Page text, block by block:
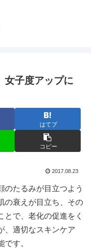
女子度アップに
はてブ
コピー
2017.08.23
のたるみが目立つよう
の衰えが目立ち、その
とで、老化の促進をく
、適切なスキンケア
す。